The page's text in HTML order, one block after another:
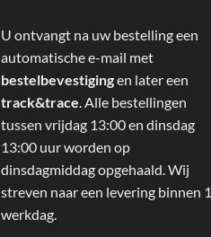
U ontvangt na uw bestelling een
automatische e-mail met
bestelbevestigingen later een
track&trace. Alle bestellingen
tussen vrijdag 13:00 en dinsdag
13:00 uur worden op
dinsdagmiddag opgehaald. Wij
streven naar een levering binnen 1
werkdag.